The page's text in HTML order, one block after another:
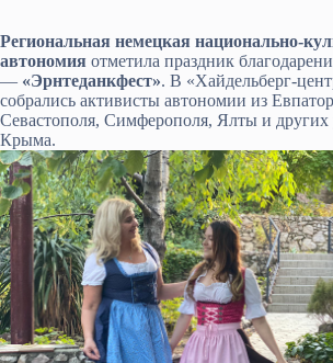
Региональная немецкая национально-
автономия отметила праздник
— «Эрнтеданкфест». В «Хайдельберг-
собрались активисты автономии из
Севастополя, Симферополя, Ялты и других
Крыма.